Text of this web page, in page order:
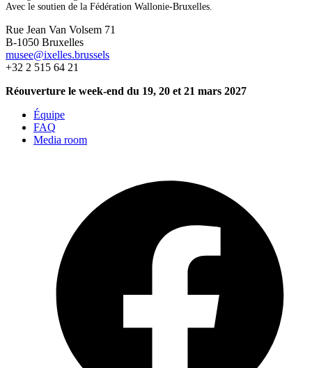
Avec le soutien de la Fédération Wallonie-Bruxelles.
Rue Jean Van Volsem 71
B-1050 Bruxelles
musee@ixelles.brussels
+32 2 515 64 21
Réouverture le week-end du 19, 20 et 21 mars 2027
Équipe
FAQ
Media room